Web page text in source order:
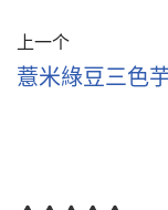
上一个
薏米綠豆三色